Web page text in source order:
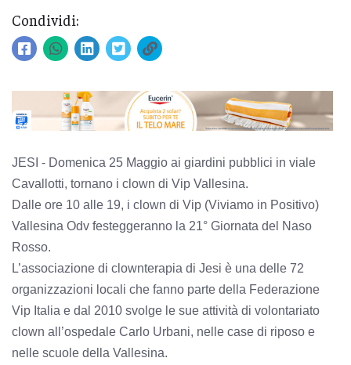
Condividi:
JESI - Domenica 25 Maggio ai giardini pubblici in viale
Cavallotti, tornano i clown di Vip Vallesina.
Dalle ore 10 alle 19, i clown di Vip (Viviamo in Positivo)
Vallesina Odv festeggeranno la 21° Giornata del Naso
Rosso.
L’associazione di clownterapia di Jesi è una delle 72
organizzazioni locali che fanno parte della Federazione
Vip Italia e dal 2010 svolge le sue attività di volontariato
clown all’ospedale Carlo Urbani, nelle case di riposo e
nelle scuole della Vallesina.